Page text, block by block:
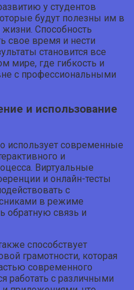
у студентов
будут полезны им в
Способность
свое время и нести
становится все
мире, где гибкость и
с профессиональными
и использование
использует современные
и
Виртуальные
и онлайн-тесты
с
в режиме
обратную связь и
способствует
грамотности, которая
современного
работать с различными